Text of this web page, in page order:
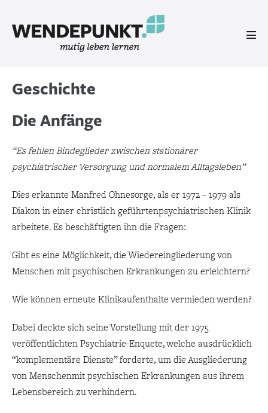
Inhalt
springen
Geschichte
Die Anfänge
“Es fehlen Bindeglieder zwischen stationärer
psychiatrischer Versorgung und normalem Alltagsleben”
Dies erkannte Manfred Ohnesorge, als er 1972 – 1979 als
Diakon in einer christlich geführtenpsychiatrischen Klinik
arbeitete. Es beschäftigten ihn die Fragen:
Gibt es eine Möglichkeit, die Wiedereingliederung von
Menschen mit psychischen Erkrankungen zu erleichtern?
Wie können erneute Klinikaufenthalte vermieden werden?
Dabei deckte sich seine Vorstellung mit der 1975
veröffentlichten Psychiatrie-Enquete, welche ausdrücklich
“komplementäre Dienste” forderte, um die Ausgliederung
von Menschenmit psychischen Erkrankungen aus ihrem
Lebensbereich zu verhindern.